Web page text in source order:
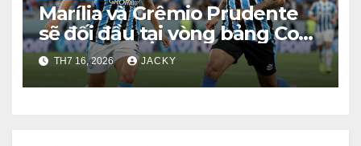
Marília và Grêmio Prudente
sẽ đối đầu tại vòng bảng Copa
Paulista vào lúc 05h30 ngày
18/7 (giờ Việt
TH7 16, 2026 JACKY